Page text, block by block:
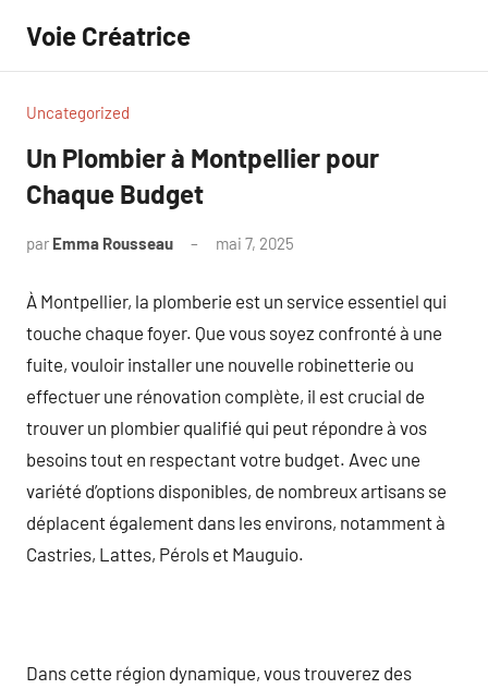
contenu
Voie Créatrice
Uncategorized
Un Plombier à Montpellier pour
Chaque Budget
par Emma Rousseau mai 7, 2025
À Montpellier, la plomberie est un service essentiel qui
touche chaque foyer. Que vous soyez confronté à une
fuite, vouloir installer une nouvelle robinetterie ou
effectuer une rénovation complète, il est crucial de
trouver un plombier qualifié qui peut répondre à vos
besoins tout en respectant votre budget. Avec une
variété d’options disponibles, de nombreux artisans se
déplacent également dans les environs, notamment à
Castries, Lattes, Pérols et Mauguio.
Dans cette région dynamique, vous trouverez des